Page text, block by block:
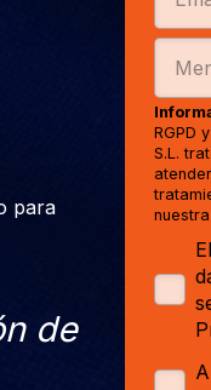
para
de
RGPD
S.L.
nuestra